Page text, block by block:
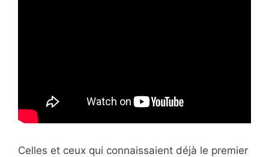
Celles et ceux qui connaissaient déjà le premier